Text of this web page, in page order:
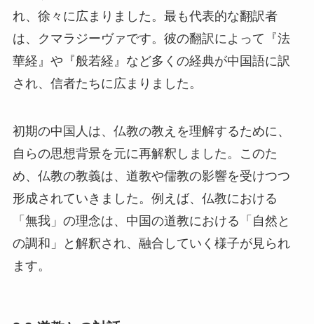
れ、徐々に広まりました。最も代表的な翻訳者
は、クマラジーヴァです。彼の翻訳によって『法
華経』や『般若経』など多くの経典が中国語に訳
され、信者たちに広まりました。
初期の中国人は、仏教の教えを理解するために、
自らの思想背景を元に再解釈しました。このた
め、仏教の教義は、道教や儒教の影響を受けつつ
形成されていきました。例えば、仏教における
「無我」の理念は、中国の道教における「自然と
の調和」と解釈され、融合していく様子が見られ
ます。